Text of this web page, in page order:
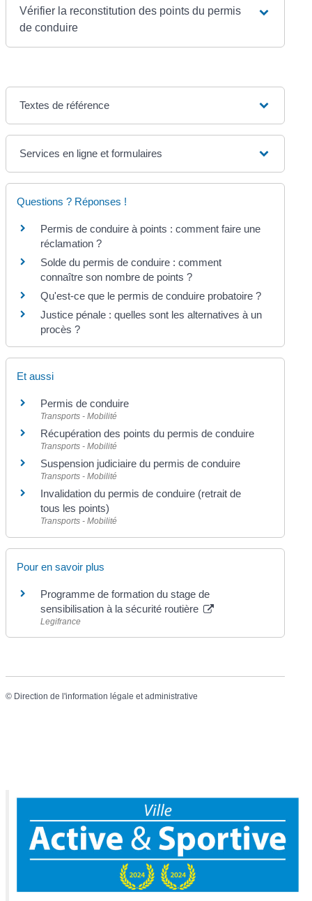
Vérifier la reconstitution des points du permis
de conduire
Textes de référence
Services en ligne et formulaires
Questions ? Réponses !
Permis de conduire à points : comment faire une
réclamation ?
Solde du permis de conduire : comment
connaître son nombre de points ?
Qu'est-ce que le permis de conduire probatoire ?
Justice pénale : quelles sont les alternatives à un
procès ?
Et aussi
Permis de conduire
Transports - Mobilité
Récupération des points du permis de conduire
Transports - Mobilité
Suspension judiciaire du permis de conduire
Transports - Mobilité
Invalidation du permis de conduire (retrait de
tous les points)
Transports - Mobilité
Pour en savoir plus
Programme de formation du stage de
sensibilisation à la sécurité routière
Legifrance
© Direction de l'information légale et administrative